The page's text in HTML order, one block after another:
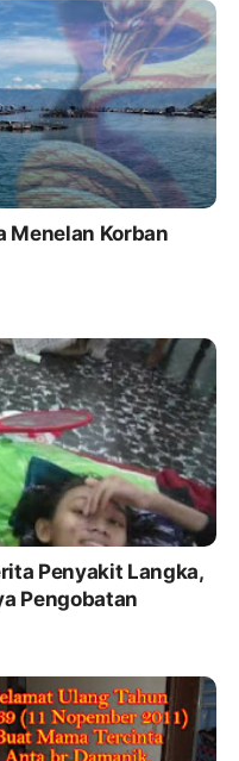
Menelan Korban
Penyakit Langka,
Pengobatan